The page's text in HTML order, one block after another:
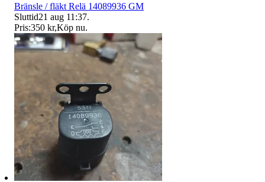
Bränsle / fläkt Relä 14089936 GM
Sluttid21 aug 11:37.
Pris:350 kr,Köp nu.